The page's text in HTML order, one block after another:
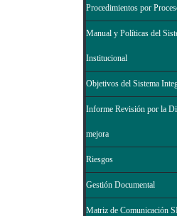
Procedimientos por
Manual y Políticas del
Institucional
Objetivos del Sistema
Informe Revisión por la
mejora
Riesgos
Gestión Documental
Matriz de Comunicación